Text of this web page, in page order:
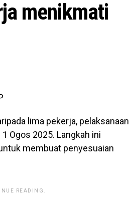
menikmati
lima pekerja, pelaksanaan
Ogos 2025. Langkah ini
membuat penyesuaian
READING.